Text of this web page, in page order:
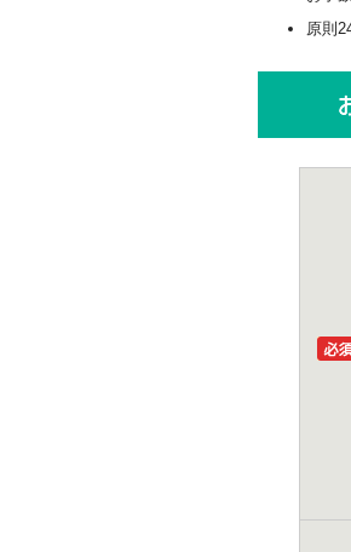
原則